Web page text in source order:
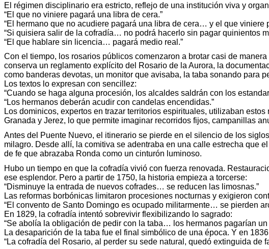
El régimen disciplinario era estricto, reflejo de una institución viva y
“El que no viniere pagará una libra de cera.”
“El hermano que no acudiere pagará una libra de cera… y el que viniere
“Si quisiera salir de la cofradía… no podrá hacerlo sin pagar quinientos
“El que hablare sin licencia… pagará medio real.”
Con el tiempo, los rosarios públicos comenzaron a brotar casi de
conserva un reglamento explícito del Rosario de la Aurora, la
como banderas devotas, un monitor que avisaba, la taba sonando para
Los textos lo expresan con sencillez:
“Cuando se haga alguna procesión, los alcaldes saldrán con los
“Los hermanos deberán acudir con candelas encendidas.”
Los dominicos, expertos en trazar territorios espirituales, utilizaban
Granada y Jerez, lo que permite imaginar recorridos fijos, campanillas
Antes del Puente Nuevo, el itinerario se pierde en el silencio de los
milagro. Desde allí, la comitiva se adentraba en una calle estrecha que
de fe que abrazaba Ronda como un cinturón luminoso.
Hubo un tiempo en que la cofradía vivió con fuerza renovada.
ese esplendor. Pero a partir de 1750, la historia empieza a torcerse:
“Disminuye la entrada de nuevos cofrades… se reducen las limosnas.”
Las reformas borbónicas limitaron procesiones nocturnas y exigieron
“El convento de Santo Domingo es ocupado militarmente… se pierden
En 1829, la cofradía intentó sobrevivir flexibilizando lo sagrado:
“Se abolía la obligación de pedir con la taba… los hermanos pagarían un
La desaparición de la taba fue el final simbólico de una época. Y en
“La cofradía del Rosario, al perder su sede natural, quedó extinguida de